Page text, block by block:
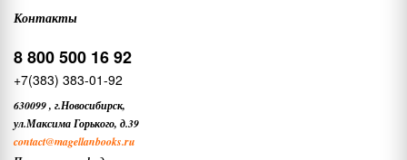
Контакты
8 800 500 16 92
+7(383) 383-01-92
630099, г.Новосибирск,
ул.Максима Горького, д.39
contact@magellanbooks.ru